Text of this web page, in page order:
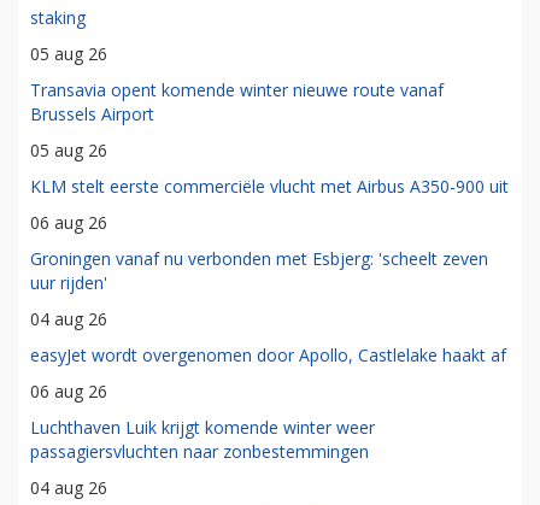
staking
05 aug 26
Transavia opent komende winter nieuwe route vanaf
Brussels Airport
05 aug 26
KLM stelt eerste commerciële vlucht met Airbus A350-900 uit
06 aug 26
Groningen vanaf nu verbonden met Esbjerg: 'scheelt zeven
uur rijden'
04 aug 26
easyJet wordt overgenomen door Apollo, Castlelake haakt af
06 aug 26
Luchthaven Luik krijgt komende winter weer
passagiersvluchten naar zonbestemmingen
04 aug 26